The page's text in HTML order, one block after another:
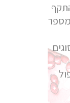
מספר